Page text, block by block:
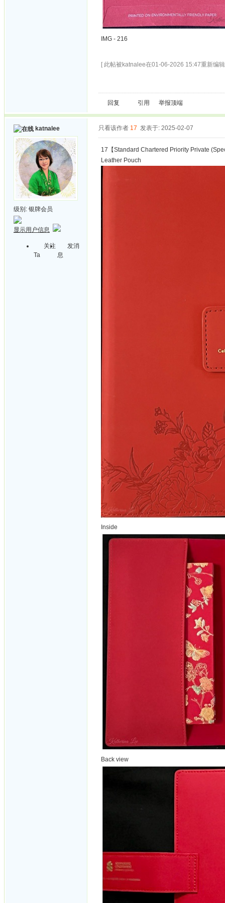
IMG - 216
[ 此帖被katnalee在01-06-2026 15:47重新编
回复 引用 举报顶端
katnalee
级别: 银牌会员
显示用户信息
关注
Ta
发消
息
只看该作者 17 发表于: 2025-02-07
17【Standard Chartered Priority Private
Leather Pouch
Inside
Back view